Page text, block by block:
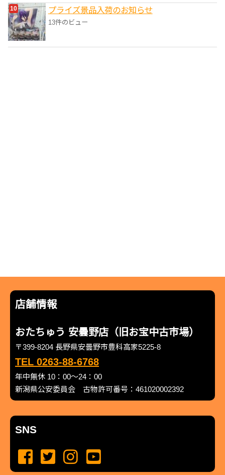
プライズ景品入荷のお知らせ
13件のビュー
店舗情報
おたちゅう 安曇野店（旧お宝中古市場）
〒399-8204 長野県安曇野市豊科高家5225-8
TEL 0263-88-6768
年中無休 10：00～24：00
新潟県公安委員会 古物許可番号：461020002392
SNS